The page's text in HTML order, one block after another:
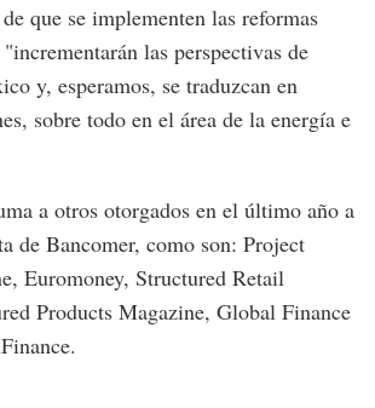
que se implementen las reformas
las perspectivas de
y, esperamos, se traduzcan en
sobre todo en el área de la energía e
a otros otorgados en el último año a
de Bancomer, como son: Project
Euromoney, Structured Retail
Products Magazine, Global Finance